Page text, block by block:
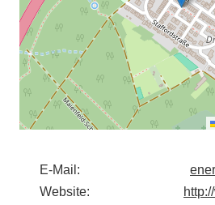
E-Mail:
Website: